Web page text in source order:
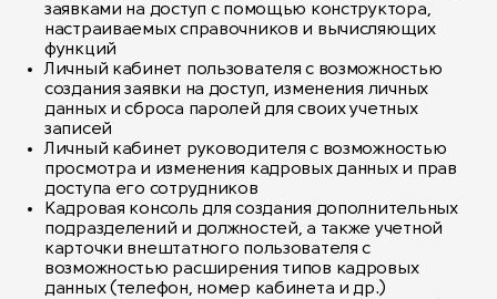
заявками на доступ с помощью конструктора,
настраиваемых справочников и вычисляющих
функций
Личный кабинет пользователя с возможностью
создания заявки на доступ, изменения личных
данных и сброса паролей для своих учетных
записей
Личный кабинет руководителя с возможностью
просмотра и изменения кадровых данных и прав
доступа его сотрудников
Кадровая консоль для создания дополнительных
подразделений и должностей, а также учетной
карточки внештатного пользователя с
возможностью расширения типов кадровых
данных (телефон, номер кабинета и др.)